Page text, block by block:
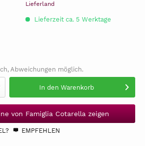
Lieferland
Lieferzeit ca. 5 Werktage
Abweichungen möglich.
In den Warenkorb
von Famiglia Cotarella zeigen
EMPFEHLEN